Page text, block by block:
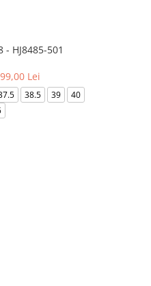
- HJ8485-501
Lei
38.5 39
40